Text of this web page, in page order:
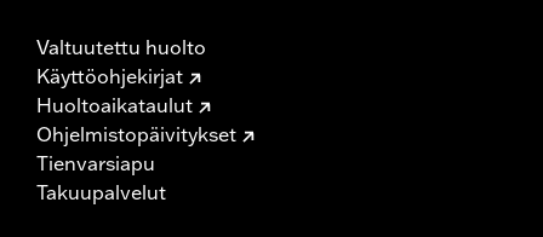
Valtuutettu huolto
Käyttöohjekirjat
Huoltoaikataulut
Ohjelmistopäivitykset
Tienvarsiapu
Takuupalvelut